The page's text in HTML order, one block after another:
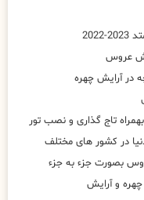
عروس
در آرایش چهره
تاج گذاری و نصب تور
در کشور های مختلف
بصورت جزء به جزء
و آرایش